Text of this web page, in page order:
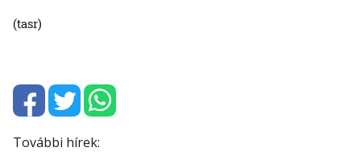
(tasr)
További hírek: